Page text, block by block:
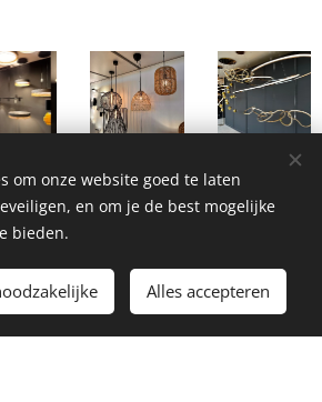
voor Thuis en Bedrijf
verlichting voor thuis, bieden wij
van technische verlichting voor
openbare ruimtes. Onze oplossingen
maar ook functioneel en
om onze website goed te laten
en om je de best mogelijke
bieden.
Alles accepteren